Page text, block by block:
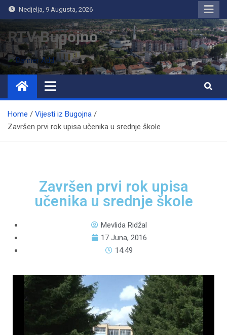
Nedjelja, 9 Augusta, 2026
RTV Bugojno
Home
Vijesti iz Bugojna
Završen prvi rok upisa učenika u srednje škole
Završen prvi rok upisa
učenika u srednje škole
Mevlida Ridžal
17 Juna, 2016
14:49